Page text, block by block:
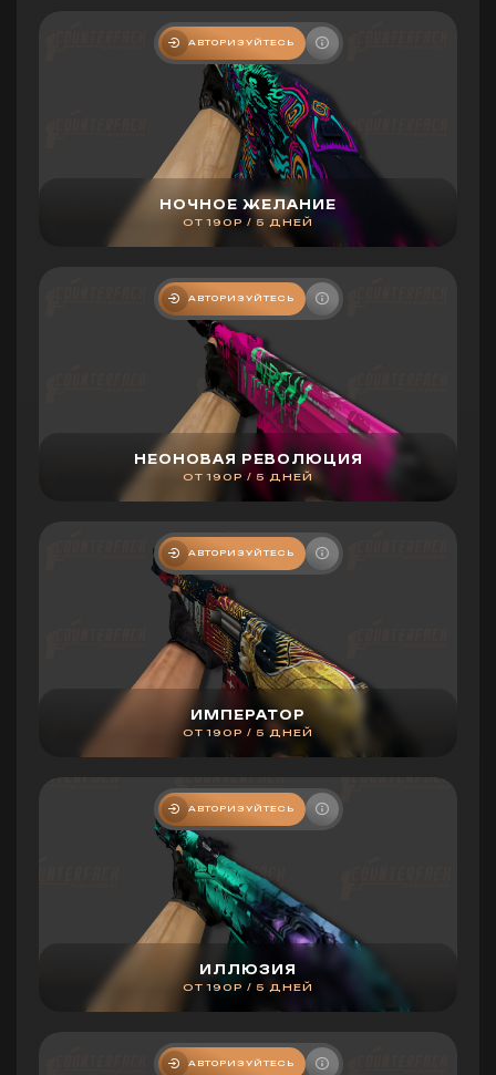
НОЧНОЕ ЖЕЛАНИЕ
ОТ 190Р / 5 ДНЕЙ
АВТОРИЗУЙТЕСЬ
НЕОНОВАЯ РЕВОЛЮЦИЯ
ОТ 190Р / 5 ДНЕЙ
АВТОРИЗУЙТЕСЬ
ИМПЕРАТОР
ОТ 190Р / 5 ДНЕЙ
АВТОРИЗУЙТЕСЬ
ИЛЛЮЗИЯ
ОТ 190Р / 5 ДНЕЙ
АВТОРИЗУЙТЕСЬ
АВТОРИЗУЙТЕСЬ